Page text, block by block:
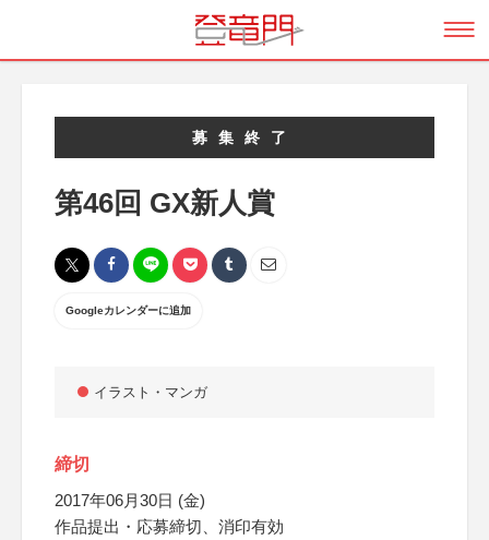
募集終了
第46回 GX新人賞
Googleカレンダーに追加
イラスト・マンガ
締切
2017年06月30日 (金)
作品提出・応募締切、消印有効